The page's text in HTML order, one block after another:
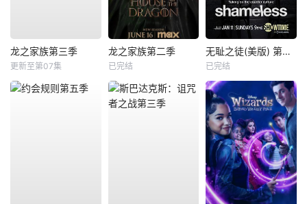
龙之家族第三季
更新至第07集
龙之家族第二季
已完结
无耻之徒(美版) 第五季
已完结